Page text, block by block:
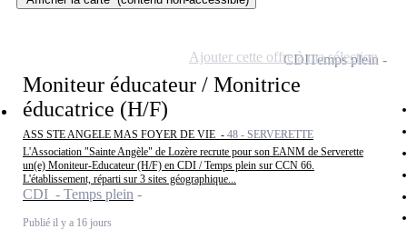
Moniteur éducateur / Monitrice
éducatrice (H/F)
ASS STE ANGELE MAS FOYER DE VIE - 48 - SERVERETTE
L'Association "Sainte Angèle" de Lozère recrute pour son EANM de Serverette
un(e) Moniteur-Educateur (H/F) en CDI / Temps plein sur CCN 66.
L'établissement, réparti sur 3 sites géographique...
CDI - Temps plein
Publié il y a 16 jours
CDITemps plein
Ajouter cette offre à ma sélection